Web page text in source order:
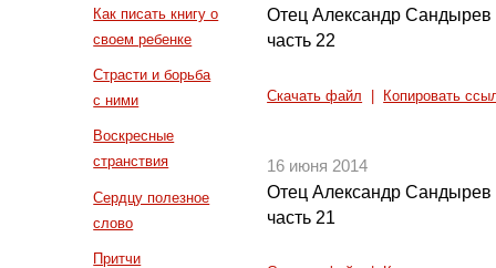
Как писать книгу о
своем ребенке
Страсти и борьба
с ними
Воскресные
странствия
Сердцу полезное
слово
Притчи
Отец Александр Сандырев
часть 22
Скачать файл Копировать
16 июня 2014
Отец Александр Сандырев
часть 21